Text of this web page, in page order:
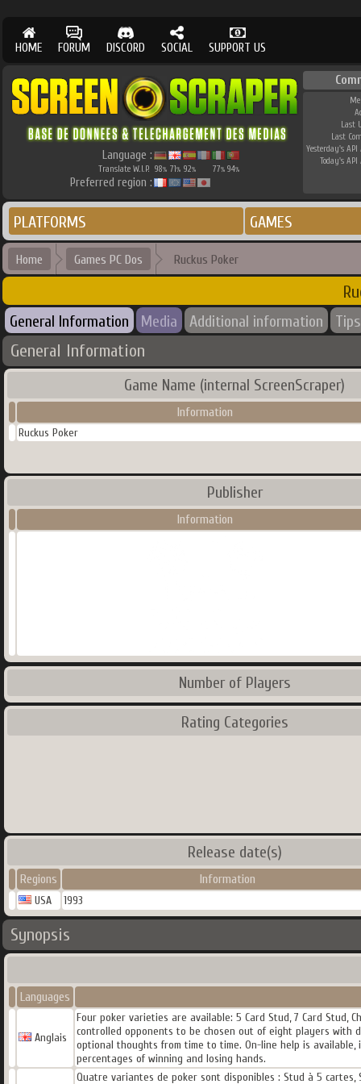
HOME FORUM DISCORD SOCIAL SUPPORT US
Language :
Translate W.I.P. 98% 71% 92% 77% 94%
Preferred region :
Last
Last
Yesterday's API
Today's API
PLATFORMS GAMES
Home Games PC Dos Ruckus Poker
General Information Media Additional information Tips
General Information
Game Name (internal ScreenScraper)
Information
Ruckus Poker
Publisher
Information
Number of Players
Rating Categories
Release date(s)
Regions Information
USA 1993
Synopsis
Languages
Anglais
Four poker varieties are available: 5 Card Stud, 7 Card Stud,
controlled opponents to be chosen out of eight players with
optional thoughts from time to time. On-line help is
percentages of winning and losing hands.
Quatre variantes de poker sont disponibles : Stud à 5